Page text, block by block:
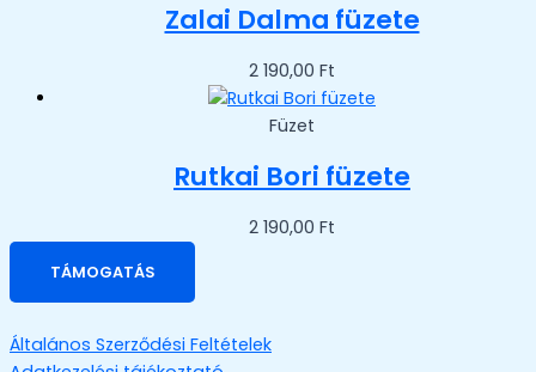
Zalai Dalma füzete
2 190,00 Ft
Füzet
Rutkai Bori füzete
2 190,00 Ft
TÁMOGATÁS
Általános Szerződési Feltételek